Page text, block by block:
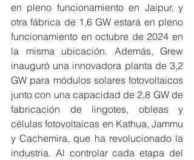
en pleno funcionamiento en Jaipur, y
otra fábrica de 1,6 GW estará en pleno
funcionamiento en octubre de 2024 en
la misma ubicación. Además, Grew
inauguró una innovadora planta de 3,2
GW para módulos solares fotovoltaicos
junto con una capacidad de 2,8 GW de
fabricación de lingotes, obleas y
células fotovoltaicas en Kathua, Jammu
y Cachemira, que ha revolucionado la
industria. Al controlar cada etapa del